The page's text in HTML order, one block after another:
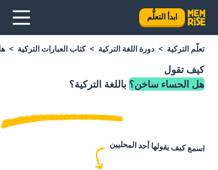
ابدأ التعلُّم
تعلَّم التركية دورة اللغة التركية كتاب العبارات التركية
كيف تقول
هل الحساء ساخن؟ باللغة التركية؟
اسمع كيف يقولها أحد المحليين